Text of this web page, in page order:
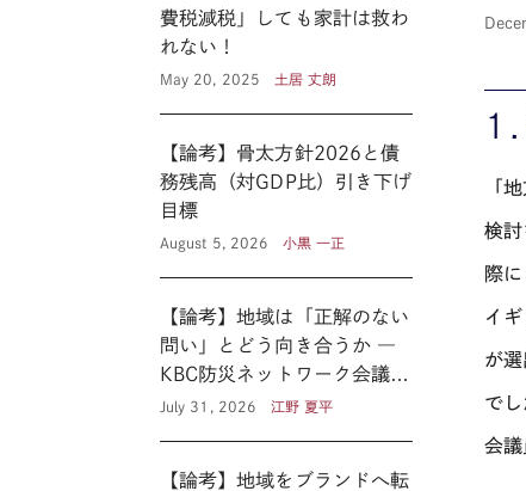
１
「
検
際
イ
が
で
会議
費税減税」しても家計は救わ
れない！
May 20, 2025 土居 丈朗
【論考】骨太方針2026と債
務残高（対GDP比）引き下げ
目標
August 5, 2026 小黒 一正
【論考】地域は「正解のない
問い」とどう向き合うか ―
KBC防災ネットワーク会議に
見る新たな公共性 ―
July 31, 2026 江野 夏平
【論考】地域をブランドへ転